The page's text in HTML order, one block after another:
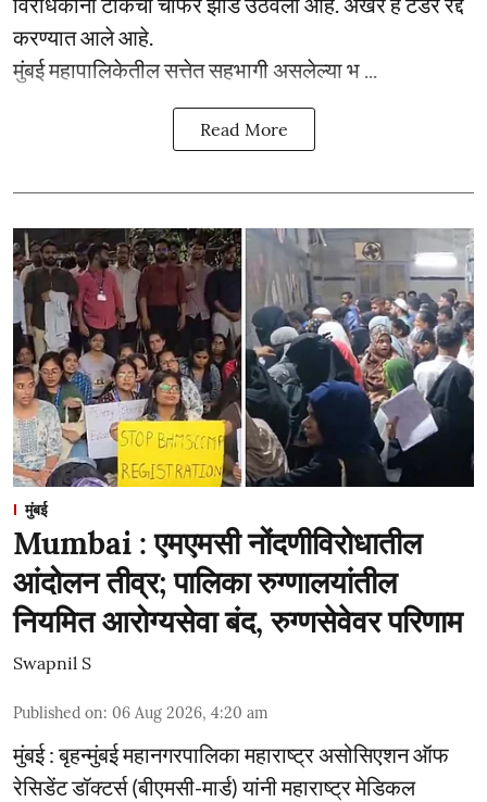
करण्यात आले आहे.
मुंबई महापालिकेतील सत्तेत सहभागी असलेल्या भ ...
Read More
मुंबई
Mumbai : एमएमसी नोंदणीविरोधातील
आंदोलन तीव्र; पालिका रुग्णालयांतील
नियमित आरोग्यसेवा बंद, रुग्णसेवेवर परिणाम
Swapnil S
Published on: 06 Aug 2026, 4:20 am
मुंबई : बृहन्मुंबई महानगरपालिका महाराष्ट्र असोसिएशन ऑफ
रेसिडेंट डॉक्टर्स (बीएमसी-मार्ड) यांनी महाराष्ट्र मेडिकल